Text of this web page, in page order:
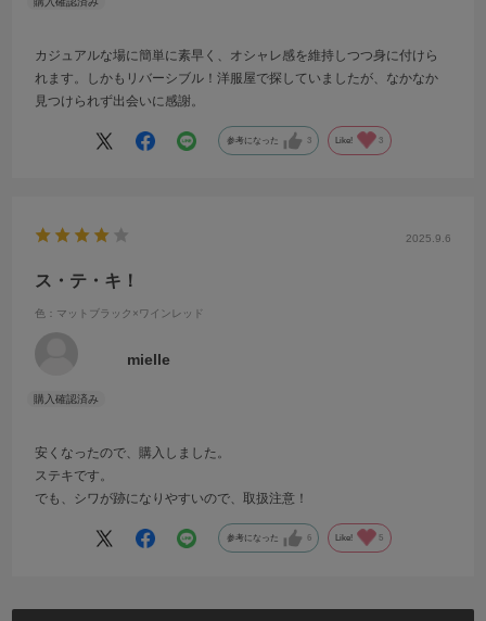
カジュアルな場に簡単に素早く、オシャレ感を維持しつつ身に付けら
れます。しかもリバーシブル！洋服屋で探していましたが、なかなか
見つけられず出会いに感謝。
参考になった 3 Like! 3
2025.9.6
ス・テ・キ！
色：マットブラック×ワインレッド
mielle
安くなったので、購入しました。
ステキです。
でも、シワが跡になりやすいので、取扱注意！
参考になった 6 Like! 5